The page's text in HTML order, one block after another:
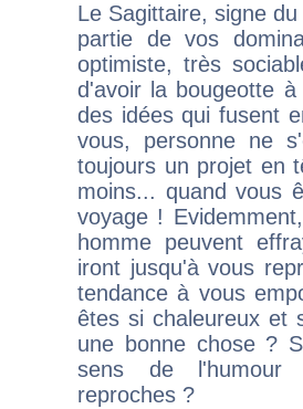
Le Sagittaire, signe
partie de vos
optimiste, très
d'avoir la bougeotte
des idées qui fusent
vous, personne ne
toujours un projet en
moins... quand vous
voyage !
homme peuvent
iront jusqu'à vous
tendance à vous
êtes si chaleureux et
une bonne chose ?
sens de l'humour
reproches ?